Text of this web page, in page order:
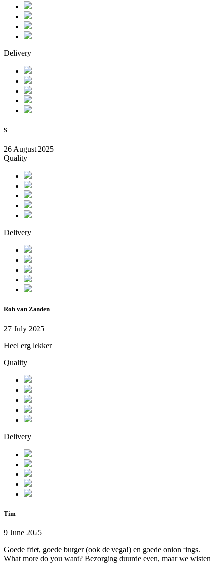
Delivery
S
26 August 2025
Quality
Delivery
Rob van Zanden
27 July 2025
Heel erg lekker
Quality
Delivery
Tim
9 June 2025
Goede friet, goede burger (ook de vega!) en goede onion rings.
What more do you want? Bezorging duurde even, maar we wisten